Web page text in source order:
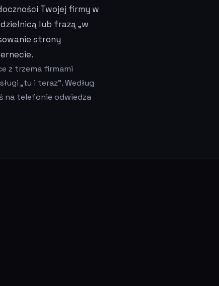
Twojej firmy w
lub frazą „w
strony
z trzema firmami
„tu i teraz”. Według
na telefonie odwiedza